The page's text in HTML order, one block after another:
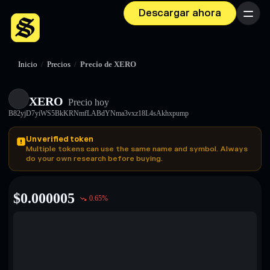
Descargar ahora Menú
Inicio / Precios / Precio de XERO
XERO Precio hoy
B82yjD7yiWS5BkKRNmfLABdYNma3vxz18L4sAkhxpump
Unverified token
Multiple tokens can use the same name and symbol. Always
do your own research before buying.
$0.000005 0.65%